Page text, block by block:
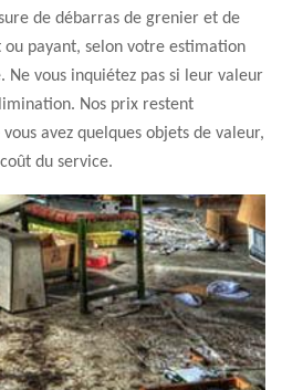
de débarras de grenier et de
payant, selon votre estimation
Ne vous inquiétez pas si leur valeur
Nos prix restent
avez quelques objets de valeur,
du service.